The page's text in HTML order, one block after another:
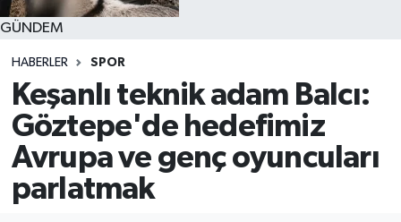
GÜNDEM
HABERLER SPOR
Keşanlı teknik adam Balcı:
Göztepe'de hedefimiz
Avrupa ve genç oyuncuları
parlatmak
MAGAZİN
YAŞAM
Tüm Manşetler
Son Dakika Haberleri
Haber Arşivi